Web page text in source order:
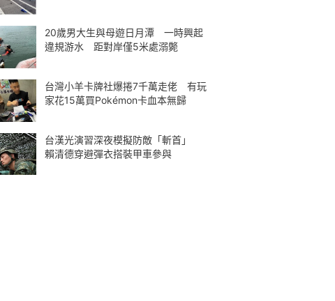
20歲男大生與母遊日月潭 一時興起
違規游水 距對岸僅5米處溺斃
台灣小羊卡牌社爆捲7千萬走佬 有玩
家花15萬買Pokémon卡血本無歸
台漢光演習深夜模擬防敵「斬首」
賴清德穿避彈衣搭裝甲車參與